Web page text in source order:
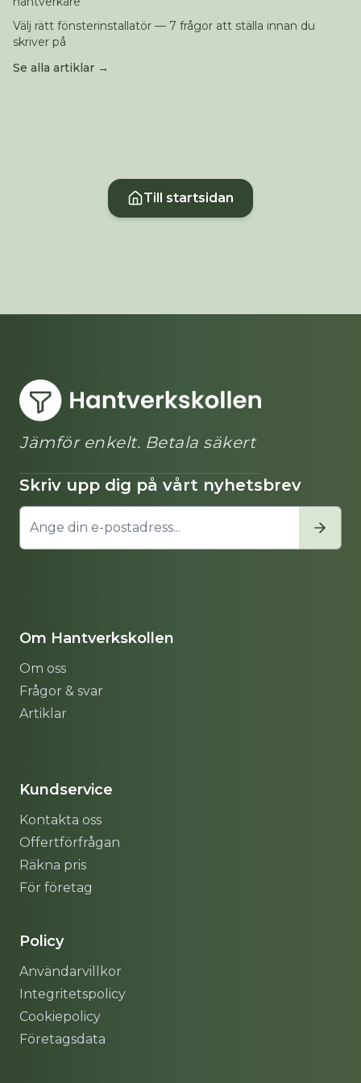
Välj rätt fönsterinstallatör — 7 frågor att ställa innan du
skriver på
Se alla artiklar →
Till startsidan
Jämför enkelt. Betala säkert
Skriv upp dig på vårt nyhetsbrev
Om Hantverkskollen
Om oss
Frågor & svar
Artiklar
Kundservice
Kontakta oss
Offertförfrågan
Räkna pris
För företag
Policy
Användarvillkor
Integritetspolicy
Cookiepolicy
Företagsdata